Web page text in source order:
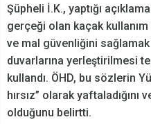
Şüpheli İ.K., yaptığı
gerçeği olan kaçak
ve mal güvenliğini
duvarlarına yerleştirilmesi
kullandı. ÖHD, bu sözlerin
hırsız” olarak yaftaladığını
olduğunu belirtti.